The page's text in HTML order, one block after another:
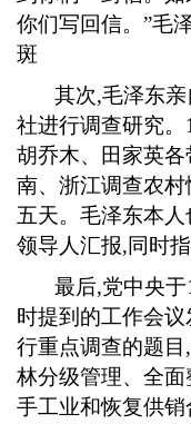
你们写回信。”毛
斑
其次,毛泽东亲
社进行调查研究。
胡乔木、田家英各
南、浙江调查农村
五天。毛泽东本
领导人汇报,同时
最后,党中央于
时提到的工作会
行重点调查的题目 ,
林分级管理、全
手工业和恢复供